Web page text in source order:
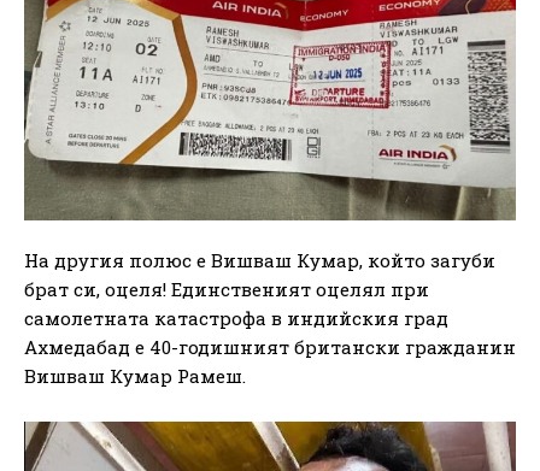
На другия полюс е Вишваш Кумар, който загуби
брат си, оцеля! Единственият оцелял при
самолетната катастрофа в индийския град
Ахмедабад е 40-годишният британски гражданин
Вишваш Кумар Рамеш.